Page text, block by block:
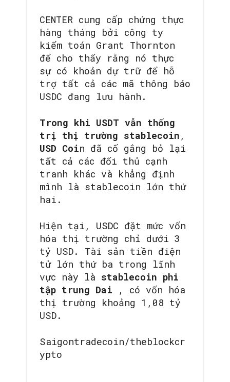
SEARCH...
CENTER cung cấp chứng thực
hàng tháng bởi công ty
kiểm toán Grant Thornton
để cho thấy rằng nó thực
sự có khoản dự trữ để hỗ
trợ tất cả các mã thông báo
USDC đang lưu hành.
Trong khi USDT vẫn thống
trị thị trường stablecoin ,
USD Coin đã cố gắng bỏ lại
tất cả các đối thủ cạnh
tranh khác và khẳng định
mình là stablecoin lớn thứ
hai.
Hiện tại, USDC đặt mức vốn
hóa thị trường chỉ dưới 3
tỷ USD. Tài sản tiền điện
tử lớn thứ ba trong lĩnh
vực này là stablecoin phi
tập trung Dai , có vốn hóa
thị trường khoảng 1,08 tỷ
USD.
Saigontradecoin/theblockcr
ypto